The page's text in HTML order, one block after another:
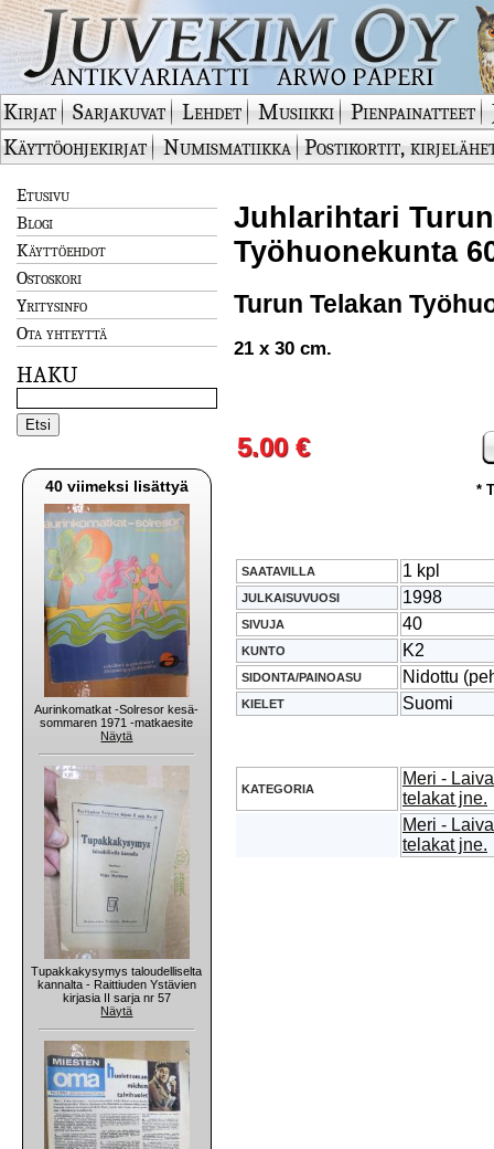
Kirjat Sarjakuvat Lehdet Musiikki Pienpainatteet
Käyttöohjekirjat
Numismatiikka Postikortit,
Etusivu
Blogi
Käyttöehdot
Ostoskori
Yritysinfo
Ota yhteyttä
HAKU
40 viimeksi lisättyä
Aurinkomatkat -Solresor kesä-
sommaren 1971 -matkaesite
Näytä
Tupakkakysymys taloudelliselta
kannalta - Raittiuden Ystävien
kirjasia II sarja nr 57
Näytä
Juhlarihtari
Työhuonekunta
Turun Telakan
21 x 30 cm.
5.00 €
*
SAATAVILLA 1 kpl
JULKAISUVUOSI 1998
SIVUJA 40
KUNTO K2
SIDONTA/PAINOASU Nidottu
KIELET Suomi
KATEGORIA
Meri -
telakat jne.
Meri -
telakat jne.